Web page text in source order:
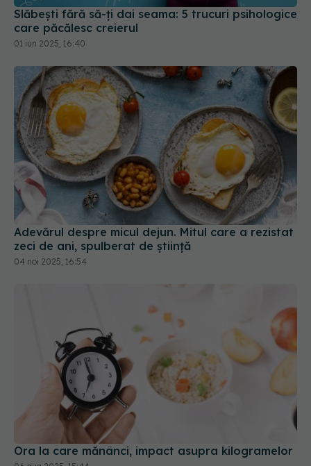
Slăbești fără să-ți dai seama: 5 trucuri psihologice
care păcălesc creierul
01 iun 2025, 16:40
Adevărul despre micul dejun. Mitul care a rezistat
zeci de ani, spulberat de știință
04 noi 2025, 16:54
Ora la care mănânci, impact asupra kilogramelor